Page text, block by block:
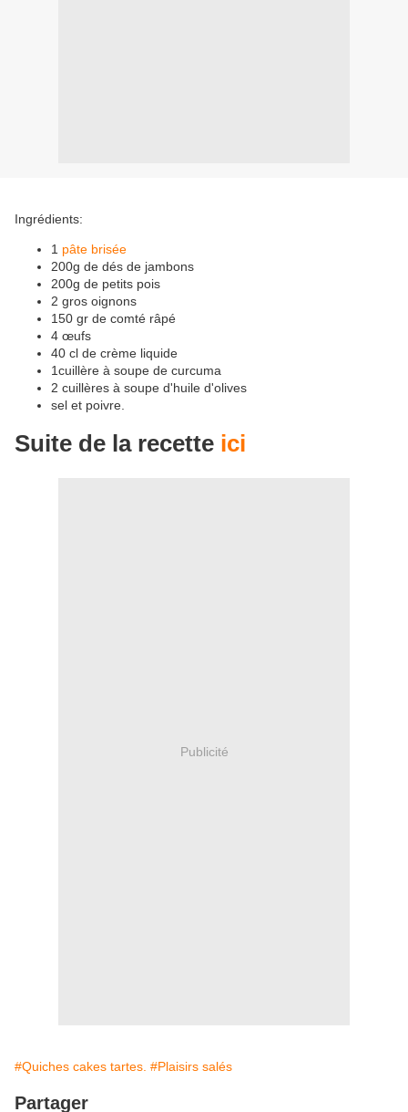
Ingrédients:
1 pâte brisée
200g de dés de jambons
200g de petits pois
2 gros oignons
150 gr de comté râpé
4 œufs
40 cl de crème liquide
1cuillère à soupe de curcuma
2 cuillères à soupe d'huile d'olives
sel et poivre.
Suite de la recette ici
Publicité
#Quiches cakes tartes. #Plaisirs salés
Partager